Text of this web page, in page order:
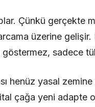
Çünkü gerçekte
üzerine gelişir.
sadece
henüz yasal
çağa yeni adapte